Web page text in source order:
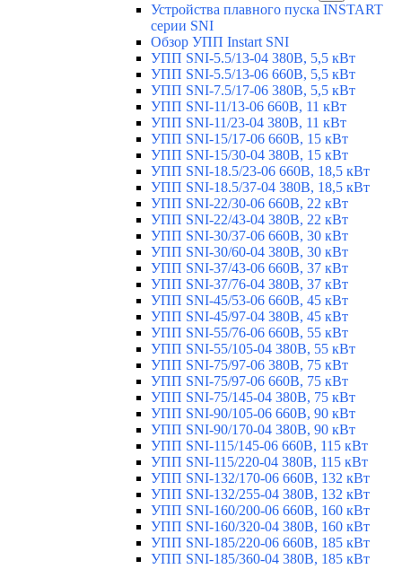
Устройства плавного пуска INSTART
серии SNI
Обзор УПП Instart SNI
УПП SNI-5.5/13-04 380В, 5,5 кВт
УПП SNI-5.5/13-06 660В, 5,5 кВт
УПП SNI-7.5/17-06 380В, 5,5 кВт
УПП SNI-11/13-06 660В, 11 кВт
УПП SNI-11/23-04 380В, 11 кВт
УПП SNI-15/17-06 660В, 15 кВт
УПП SNI-15/30-04 380В, 15 кВт
УПП SNI-18.5/23-06 660В, 18,5 кВт
УПП SNI-18.5/37-04 380В, 18,5 кВт
УПП SNI-22/30-06 660В, 22 кВт
УПП SNI-22/43-04 380В, 22 кВт
УПП SNI-30/37-06 660В, 30 кВт
УПП SNI-30/60-04 380В, 30 кВт
УПП SNI-37/43-06 660В, 37 кВт
УПП SNI-37/76-04 380В, 37 кВт
УПП SNI-45/53-06 660В, 45 кВт
УПП SNI-45/97-04 380В, 45 кВт
УПП SNI-55/76-06 660В, 55 кВт
УПП SNI-55/105-04 380В, 55 кВт
УПП SNI-75/97-06 380В, 75 кВт
УПП SNI-75/97-06 660В, 75 кВт
УПП SNI-75/145-04 380В, 75 кВт
УПП SNI-90/105-06 660В, 90 кВт
УПП SNI-90/170-04 380В, 90 кВт
УПП SNI-115/145-06 660В, 115 кВт
УПП SNI-115/220-04 380В, 115 кВт
УПП SNI-132/170-06 660В, 132 кВт
УПП SNI-132/255-04 380В, 132 кВт
УПП SNI-160/200-06 660В, 160 кВт
УПП SNI-160/320-04 380В, 160 кВт
УПП SNI-185/220-06 660В, 185 кВт
УПП SNI-185/360-04 380В, 185 кВт